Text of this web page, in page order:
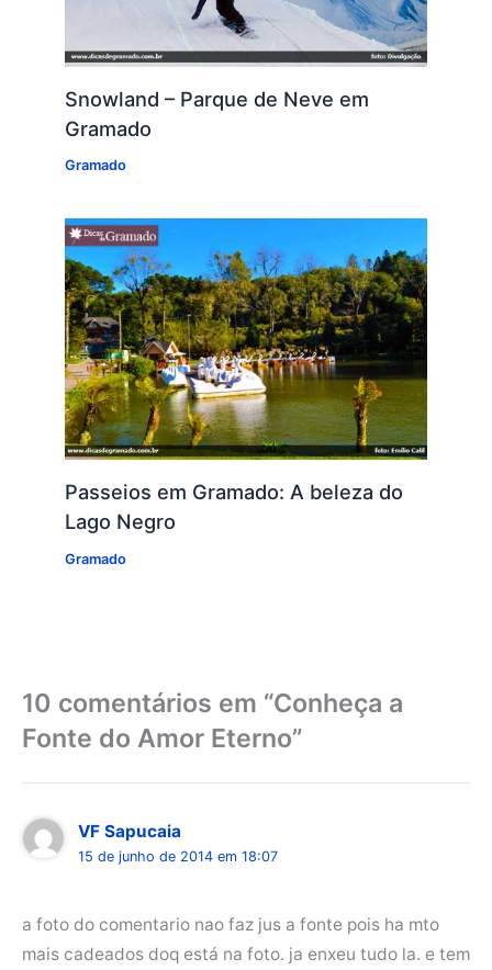
Snowland – Parque de Neve em
Gramado
Gramado
Passeios em Gramado: A beleza do
Lago Negro
Gramado
10 comentários em “Conheça a
Fonte do Amor Eterno”
VF Sapucaia
15 de junho de 2014 em 18:07
a foto do comentario nao faz jus a fonte pois ha mto
mais cadeados doq está na foto. ja enxeu tudo la. e tem